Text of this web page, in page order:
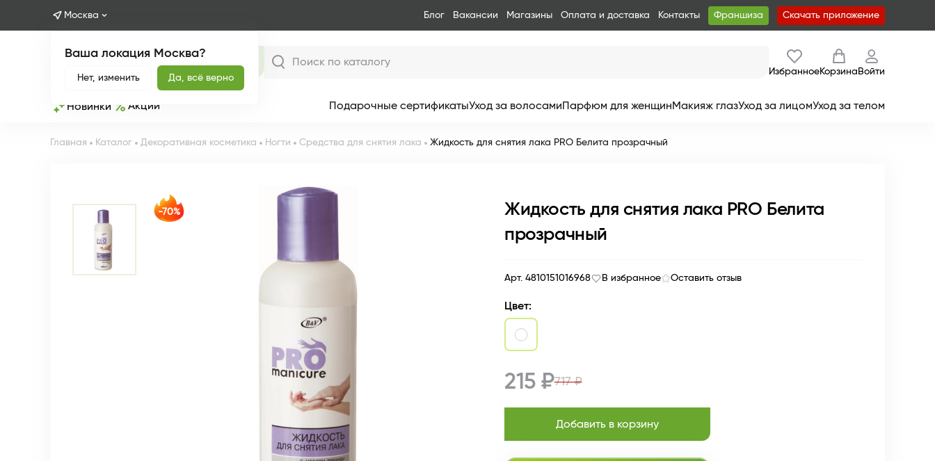
Москва Блог Вакансии Магазины Оплата и доставка Контакты Франшиза Скачать приложение
Ваша локация Москва?
Нет, изменить Да, всё верно
ИзбранноеКорзина Войти
Новинки Акции Подарочные сертификатыУход за волосамиПарфюм для женщинМакияж глазУход за лицомУход за телом
Главная Каталог Декоративная косметика Ногти Средства для снятия лака Жидкость для снятия лака PRO Белита прозрачный
-70%
Жидкость для снятия лака PRO Белита
прозрачный
Арт. 4810151016968 В избранное Оставить отзыв
Цвет:
215 ₽717 ₽
Добавить в корзину